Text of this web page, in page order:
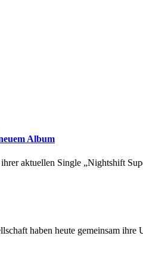
Album
aktuellen Single „Nightshift
haben heute gemeinsam